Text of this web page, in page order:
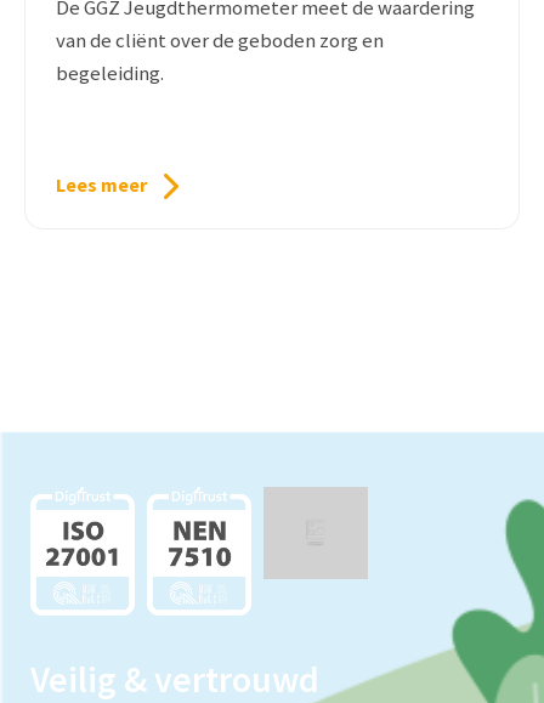
De GGZ Jeugdthermometer meet de waardering
van de cliënt over de geboden zorg en
begeleiding.
Lees meer
Veilig & vertrouwd